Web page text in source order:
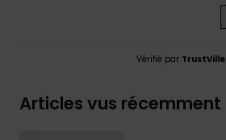
Vérifié par TrustVille
Articles vus récemment